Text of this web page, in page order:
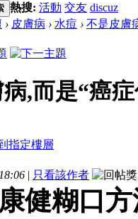
熱搜: 活動 交友 discuz
› 皮膚病 › 水痘 › 不是皮膚
,而是“癌
| 只看該作者
康健糊口